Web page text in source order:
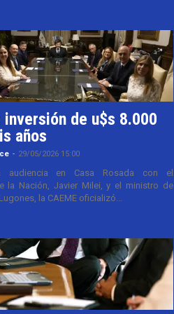
inversión de u$s 8.000
años
- 29/05/2026 15:00
audiencia en Casa Rosada con el
la Nación, Javier Milei, y el ministro de
la CAEME oficializó...